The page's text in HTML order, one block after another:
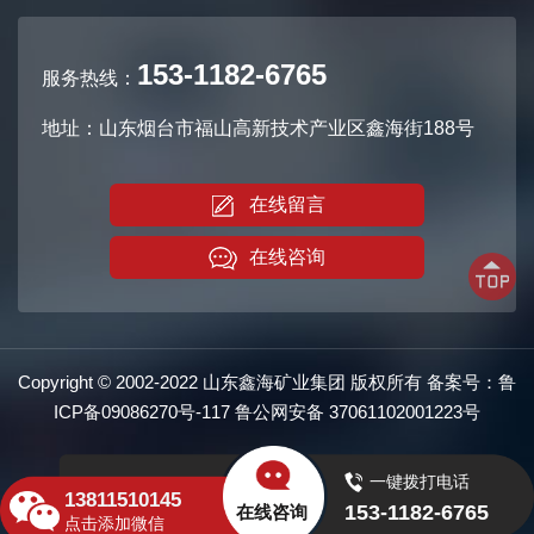
服务热线： 153-1182-6765
地址：山东烟台市福山高新技术产业区鑫海街188号
在线留言
在线咨询
Copyright © 2002-2022 山东鑫海矿业集团 版权所有 备案号： 鲁
ICP备09086270号-117 鲁公网安备 37061102001223号
13811510145
点击添加微信
在线咨询
一键拨打电话
153-1182-6765